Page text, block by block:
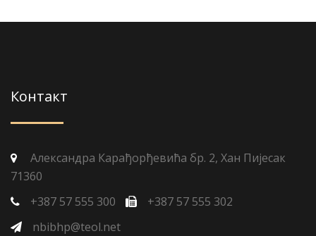
Контакт
Александра Карађорђевића бр. 2, Хан Пијесак
71360
+387 57 555 300
+387 57 555 302
nbibhp@teol.net